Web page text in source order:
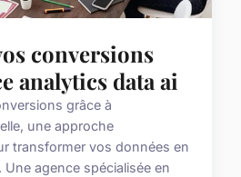
conversions
analytics data ai
grâce à
une approche
transformer vos données en
agence spécialisée en